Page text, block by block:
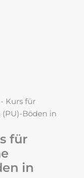
Kurs für
Böden in
für
in